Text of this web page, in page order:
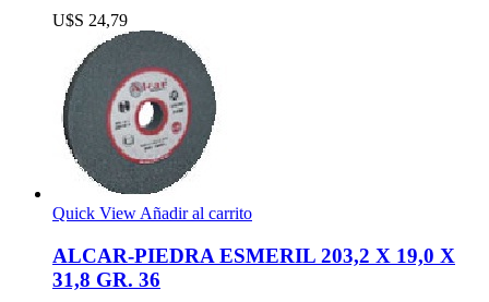
U$S 24,79
Quick View Añadir al carrito
ALCAR-PIEDRA ESMERIL 203,2 X 19,0 X
31,8 GR. 36